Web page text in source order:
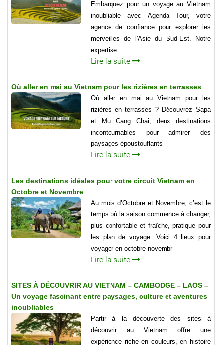
Embarquez pour un voyage au Vietnam
inoubliable avec Agenda Tour, votre
agence de confiance pour explorer les
merveilles de l'Asie du Sud-Est. Notre
expertise
Lire la suite
Où aller en mai au Vietnam pour les rizières en terrasses
Où aller en mai au Vietnam pour les
rizières en terrasses ? Découvrez Sapa
et Mu Cang Chai, deux destinations
incontournables pour admirer des
paysages époustouflants
Lire la suite
Les destinations idéales pour votre circuit Vietnam en
Octobre et Novembre
Au mois d’Octobre et Novembre, c’est le
temps où la saison commence à changer,
plus confortable et fraîche, pratique pour
les plan de voyage. Voici 4 lieux pour
voyager en octobre novembr
Lire la suite
SITES À DÉCOUVRIR AU VIETNAM – CAMBODGE – LAOS –
Un voyage fascinant entre paysages, culture et aventures
inoubliables
Partir à la découverte des sites à
découvrir au Vietnam offre une
expérience riche en couleurs, en histoire